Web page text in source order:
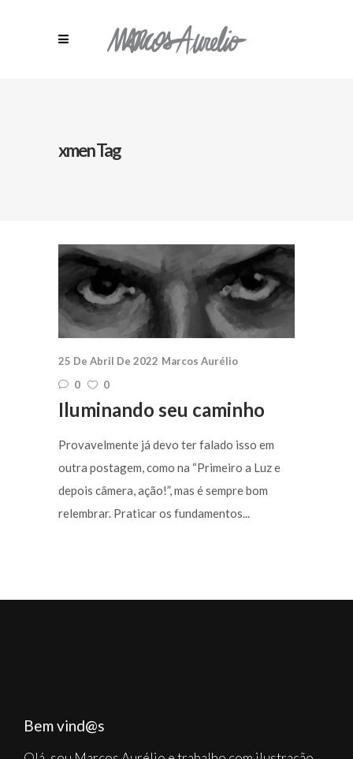
xmen Tag
25 De Abril De 2022 Marcos Aurélio
0
0
Iluminando seu caminho
Provavelmente já devo ter falado isso em
outra postagem, como na “Primeiro a Luz e
depois câmera, ação!”, mas é sempre bom
relembrar. Praticar os fundamentos...
Bem vind@s